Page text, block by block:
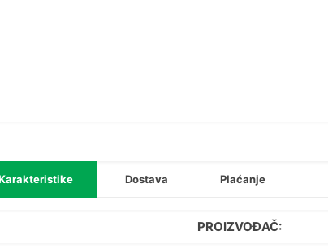
Dostava Plaćanje
PROIZVOĐAČ: